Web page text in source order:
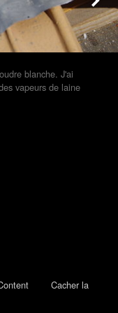
blanche. J'ai
vapeurs de laine
Cacher la